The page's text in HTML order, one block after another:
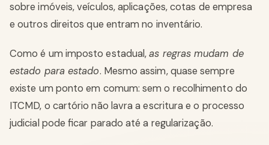
sobre imóveis, veículos, aplicações, cotas de empresa
e outros direitos que entram no inventário.
Como é um imposto estadual,as regras mudam de
estado para estado. Mesmo assim, quase sempre
existe um ponto em comum: sem o recolhimento do
ITCMD, o cartório não lavra a escritura e o processo
judicial pode ficar parado até a regularização.